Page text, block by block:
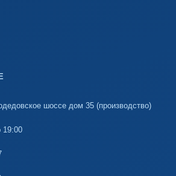
шоссе дом 35 (производство)
19:00